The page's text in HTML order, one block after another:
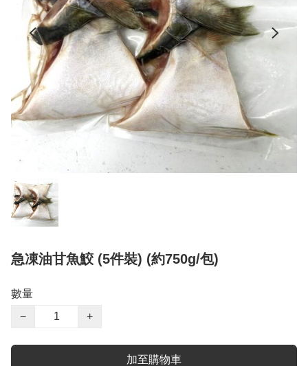
急凍油甘魚鮫 (5件裝) (約750g/包)
數量
−
+
加至購物車